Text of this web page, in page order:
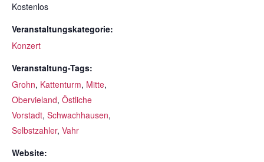
Kostenlos
Veranstaltungskategorie:
Konzert
Veranstaltung-Tags:
Grohn, Kattenturm, Mitte,
Obervieland, Östliche
Vorstadt, Schwachhausen,
Selbstzahler, Vahr
Website: